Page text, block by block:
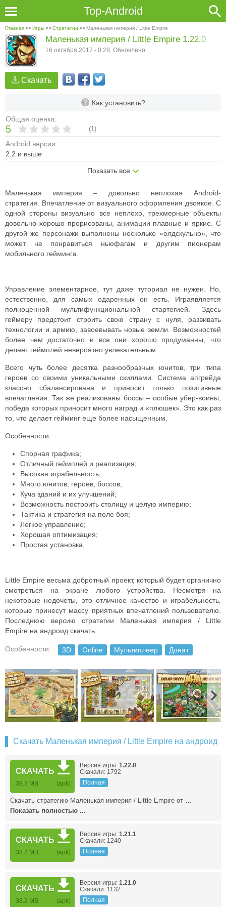
Top-Android
Главная>>Игры>>Стратегии >> Маленькая империя / Little Empire
Скачать
Как установить?
Общая оценка:
5 (1)
Android версии:
2.2 и выше
Показать все
Маленькая империя / Little Empire 1.22.0
16 октября 2017 - 0:28. Обновлено
Маленькая империя – довольно неплохая Android-
стратегия. Впечатление от визуального оформления двоякое. С
одной стороны визуально все неплохо, трехмерные объекты
довольно хорошо прорисованы, анимации плавные и яркие. С
другой же персонажи выполнены несколько «олдскульно», что
может не понравиться ньюфагам и другим пионерам
мобильного гейминга.
Управление элементарное, тут даже туториал не нужен. Но,
естественно, для самых одаренных он есть. Играявляется
полноценной мультифункциональной стартегией. Здесь
геймеру предстоит строить свою страну с нуля, развивать
технологии и армию, завоевывать новые земли. Возможностей
более чем достаточно и все они хорошо продуманны, что
делает геймплей невероятно увлекательным.
Всего чуть более десятка разнообразных юнитов, три типа
героев со своими уникальными скиллами. Система апгрейда
классно сбалансирована и приносит только позитивные
впечатления.Так же реализованы боссы – особые убер-воины,
победа которых приносит много наград и «плюшек». Это как раз
то, что делает гейминг еще более насыщенным.
Особенности:
Спорная графика;
Отличный геймплей и реализация;
Высокая играбельность;
Много юнитов, героев, боссов;
Куча зданий и их улучшений;
Возможность построить столицу и целую империю;
Тактика и стратегия на поле боя;
Легкое управление;
Хорошая оптимизация;
Простая установка.
Little Empire весьма добротный проект, который будет органично
смотреться на экране любого устройства. Несмотря на
некоторые недочеты, это отличное качество и играбельность,
которые принесут массу приятных впечатлений пользователю.
Последнюю версию стратегии Маленькая империя / Little
Empire на андроид скачать.
Особенности: 3D Online Мультиплеер Донат
Скачать Маленькая империя / Little Empire на андроид
СКАЧАТЬ
38.3 MB (apk)
Версия игры: 1.22.0
Скачали: 1792
Полная
Скачать стратегию Маленькая империя / Little Empire от …
Показать полностью ...
СКАЧАТЬ
38.2 MB (apk)
Версия игры: 1.21.1
Скачали: 1240
Полная
СКАЧАТЬ
38.2 MB (apk)
Версия игры: 1.21.0
Скачали: 1132
Полная